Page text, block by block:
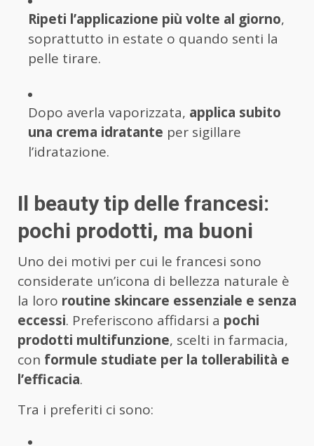
Ripeti l’applicazione più volte al giorno,
soprattutto in estate o quando senti la
pelle tirare.
Dopo averla vaporizzata, applica subito
una crema idratante per sigillare
l’idratazione.
Il beauty tip delle francesi:
pochi prodotti, ma buoni
Uno dei motivi per cui le francesi sono
considerate un’icona di bellezza naturale è
la loro routine skincare essenziale e senza
eccessi. Preferiscono affidarsi a pochi
prodotti multifunzione, scelti in farmacia,
con formule studiate per la tollerabilità e
l’efficacia.
Tra i preferiti ci sono: